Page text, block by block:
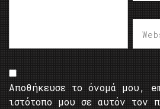
Αποθήκευσε το όνομά μου,
ιστότοπο μου σε αυτόν τον